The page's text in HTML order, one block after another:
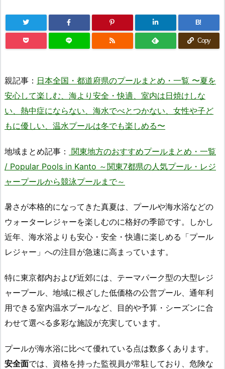
B!
Copy
親記事： 日本全国・都道府県のプールまとめ・一覧 〜夏を
安心して楽しむ、海より安全・快適、室内は日焼けしな
い、熱中症にならない、海水でべとつかない、女性や子ど
もに優しい、温水プールは冬でも楽しめる〜
地域まとめ記事： 関東地方のおすすめプールまとめ・一覧
/ Popular Pools in Kanto ～関東7都県の人気プール・レジ
ャープールから競泳プールまで～
暑さが本格的になってきた真夏は、プールや海水浴などの
ウォーターレジャーを楽しむのに格好の季節です。しかし
近年、海水浴よりも安心・安全・快適に楽しめる「プール
レジャー」への注目が急速に高まっています。
特に東京都内および近郊には、テーマパーク型の大型レジ
ャープール、地域に根ざした低価格の公営プール、通年利
用できる室内温水プールなど、目的や予算・シーズンに合
わせて選べる多彩な施設が充実しています。
プールが海水浴に比べて優れている点は数多くあります。
安全面では、資格を持った監視員が常駐しており、危険な